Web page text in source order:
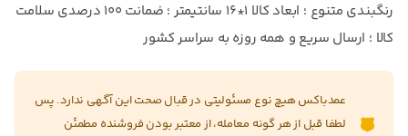
رنگبندی متنوع ؛ ابعاد کالا 1*16 سانتیمتر ؛ ضمانت ۱۰۰ درصدی سلامت
کالا ؛ ارسال سریع و همه روزه به سراسر کشور
عمدباکس هیچ نوع مسئولیتی در قبال صحت این آگهی ندارد. پس
لطفا قبل از هر گونه معامله، از معتبر بودن فروشنده مطمئن